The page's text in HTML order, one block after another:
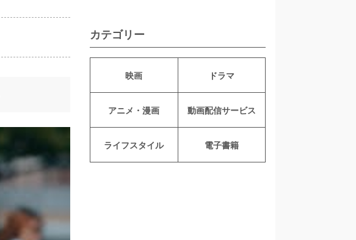
カテゴリー
映画 ドラマ
アニメ・漫画 動画配信サービス
ライフスタイル 電子書籍